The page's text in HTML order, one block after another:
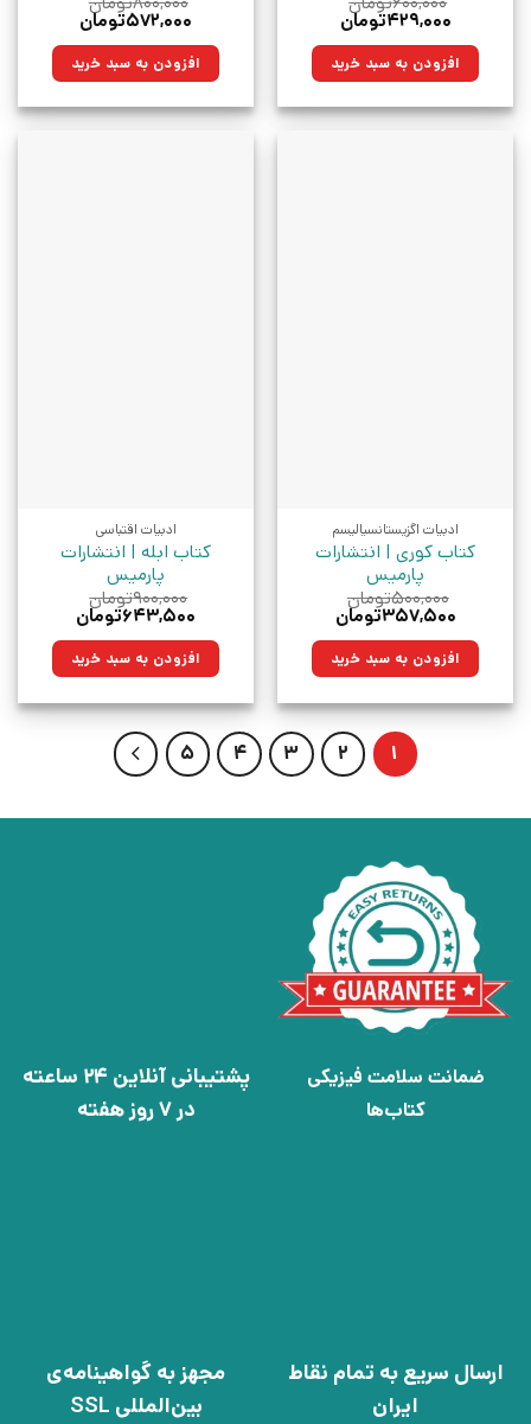
قیمت
۶۰۰,۰۰۰تومان
بود.
۴۲۹,۰۰۰تومان
۴۲۹,۰۰۰تومان.افزودن به سبد خرید
قیمت
۸۰۰,۰۰۰تومان
بود.
۵۷۲,۰۰۰تومان
۵۷۲,۰۰۰تومان.افزودن به سبد خرید
ادبیات اگزیستانسیالیسم
کتاب کوری | انتشارات
پارمیس
۵۰۰,۰۰۰تومان
قیمت
۵۰۰,۰۰۰تومان
بود.
۳۵۷,۵۰۰تومان
۳۵۷,۵۰۰تومان.افزودن به سبد خرید
ادبیات اقتباسی
کتاب ابله | انتشارات
پارمیس
۹۰۰,۰۰۰تومان
قیمت
۹۰۰,۰۰۰تومان
بود.
۶۴۳,۵۰۰تومان
۶۴۳,۵۰۰تومان.افزودن به سبد خرید
1
2
3
4
5
ضمانت سلامت فیزیکی
کتاب‌ها
پشتیبانی آنلاین 24 ساعته
در 7 روز هفته
ارسال سریع به تمام نقاط
ایران
مجهز به گواهینامه‌ی
بین‌المللی SSL